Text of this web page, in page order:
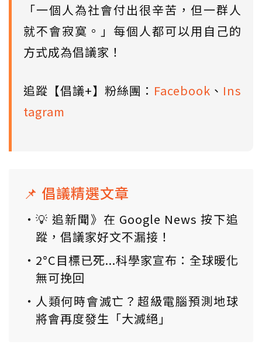
「一個人為社會付出很辛苦，但一群人
就不會寂寞。」每個人都可以用自己的
方式成為倡議家！
追蹤【倡議+】粉絲團： Facebook 、 Ins
tagram
📌 倡議精選文章
💡 追新聞》在 Google News 按下追
蹤，倡議家好文不漏接！
2°C目標已死...科學家宣布：全球暖化
無可挽回
人類何時會滅亡？超級電腦預測地球
將會再度發生「大滅絕」